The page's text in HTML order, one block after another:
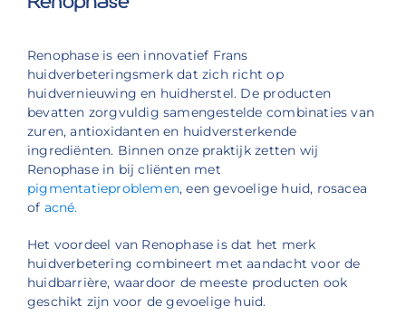
Renophase is een innovatief Frans
huidverbeteringsmerk dat zich richt op
huidvernieuwing en huidherstel. De producten
bevatten zorgvuldig samengestelde combinaties van
zuren, antioxidanten en huidversterkende
ingrediënten. Binnen onze praktijk zetten wij
Renophase in bij cliënten met
pigmentatieproblemen, een gevoelige huid, rosacea
of acné.
Het voordeel van Renophase is dat het merk
huidverbetering combineert met aandacht voor de
huidbarrière, waardoor de meeste producten ook
geschikt zijn voor de gevoelige huid.